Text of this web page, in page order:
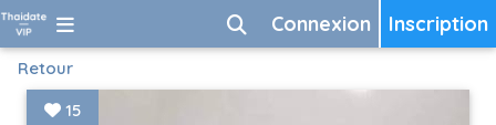
Inscription
Connexion
Retour
15